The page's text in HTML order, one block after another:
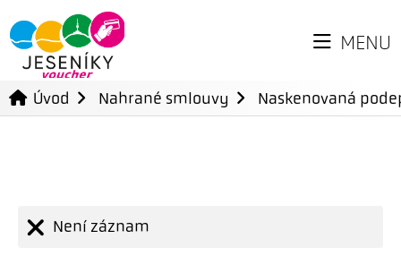
MENU
Úvod Nahrané smlouvy Naskenovaná
Není záznam